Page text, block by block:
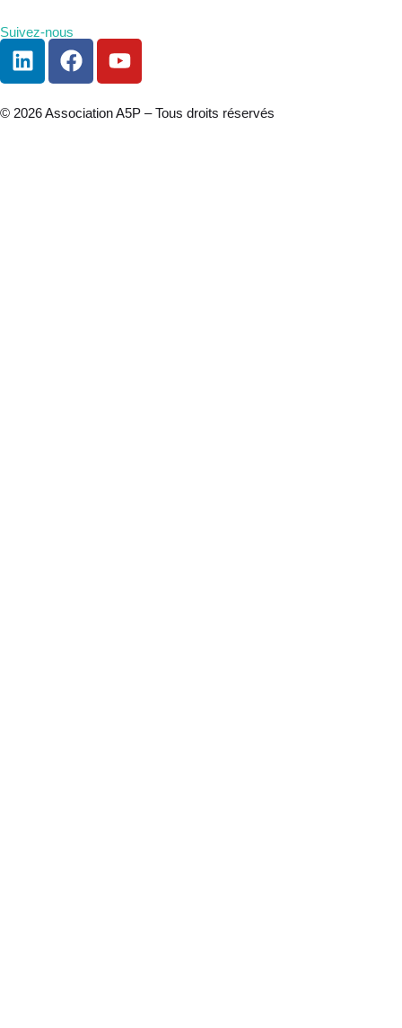
Suivez-nous
© 2026 Association A5P – Tous droits réservés